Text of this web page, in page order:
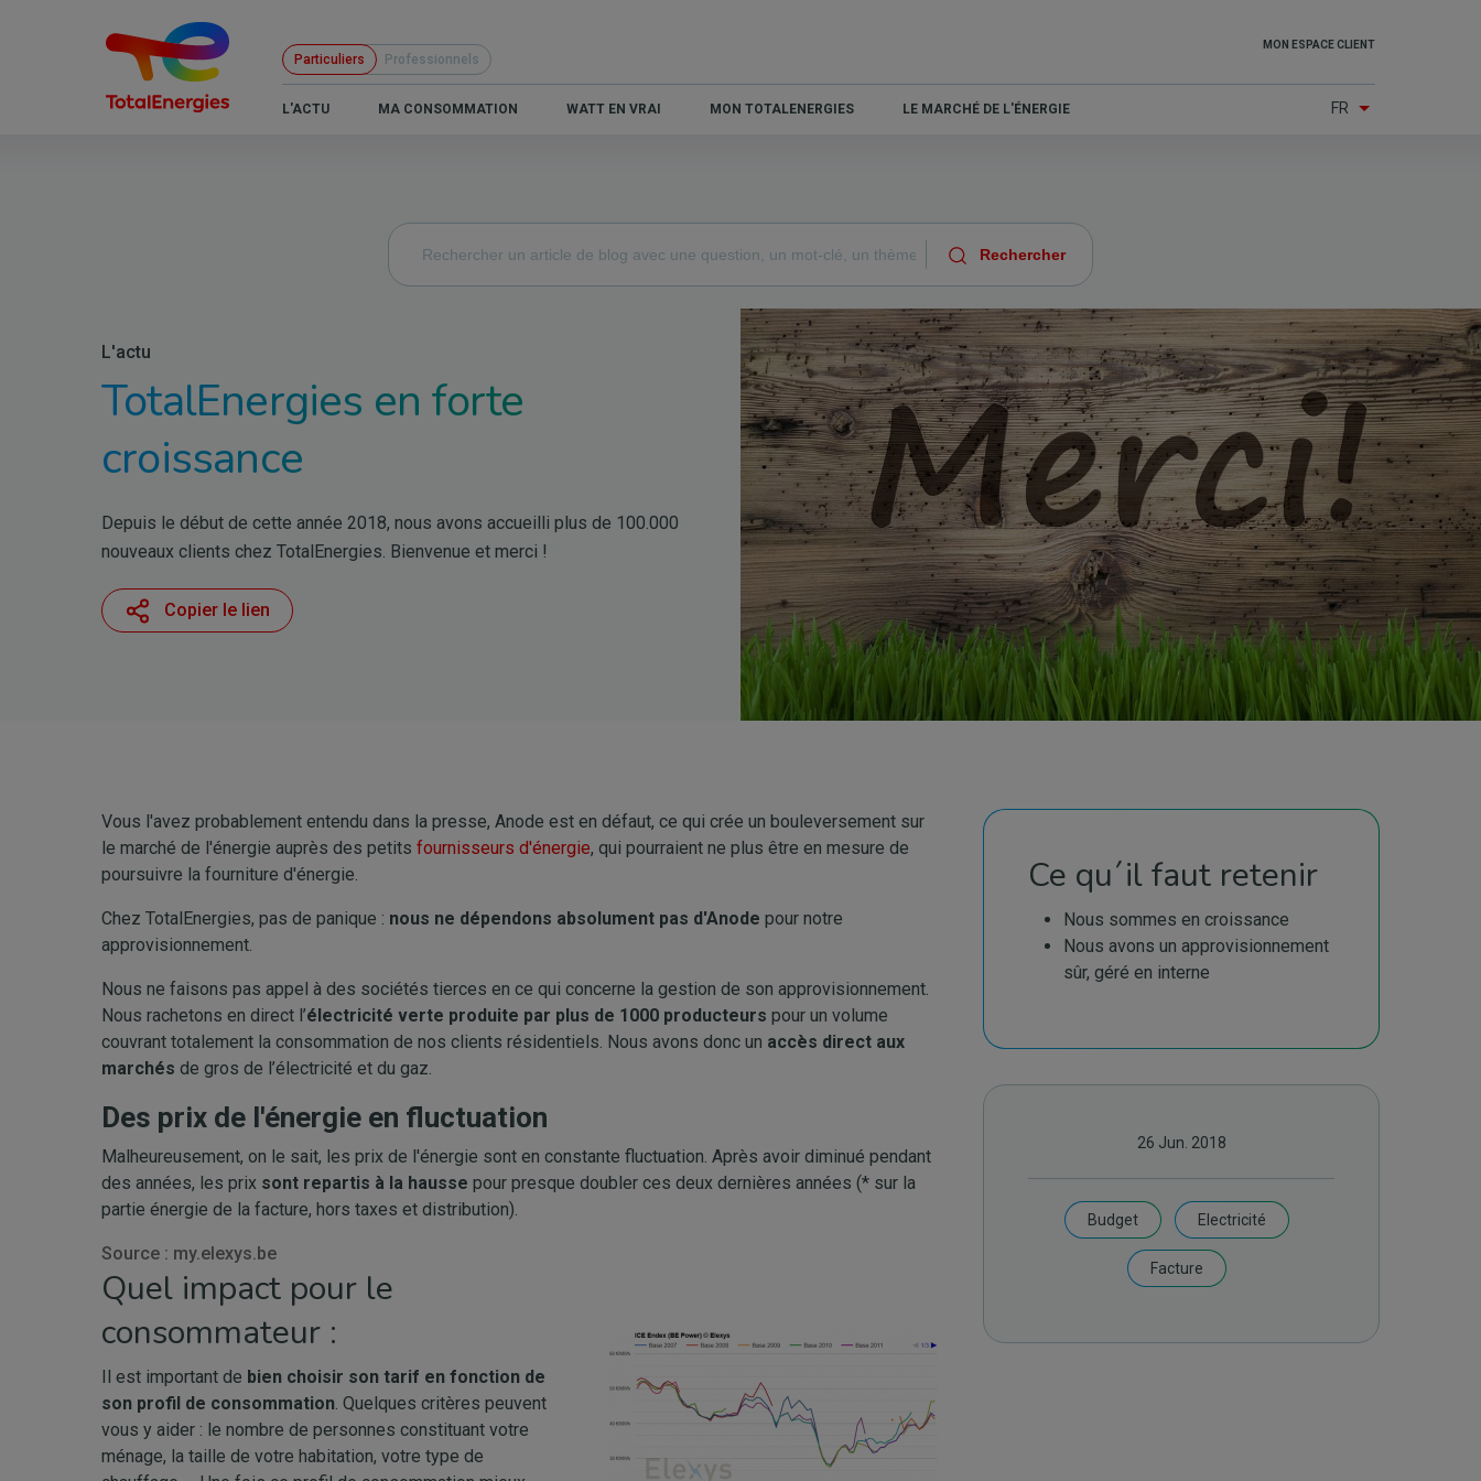
B2C
principale
L'ACTU MA CONSOMMATION WATT EN VRAI MON TOTALENERGIES LE MARCHÉ DE L'ÉNERGIE
Top
menu
MON ESPACE CLIENT
FR
Particuliers Professionnels
L'actu
TotalEnergies en forte
croissance
Depuis le début de cette année 2018, nous avons accueilli plus de 100.000
nouveaux clients chez TotalEnergies. Bienvenue et merci !
Copier le lien
Vous l'avez probablement entendu dans la presse, Anode est en défaut, ce qui crée un bouleversement sur
le marché de l'énergie auprès des petits fournisseurs d'énergie, qui pourraient ne plus être en mesure de
poursuivre la fourniture d'énergie.
Chez TotalEnergies, pas de panique : nous ne dépendons absolument pas d'Anode pour notre
approvisionnement.
Nous ne faisons pas appel à des sociétés tierces en ce qui concerne la gestion de son approvisionnement.
Nous rachetons en direct l’électricité verte produite par plus de 1000 producteurs pour un volume
couvrant totalement la consommation de nos clients résidentiels. Nous avons donc un accès direct aux
marchés de gros de l’électricité et du gaz.
Des prix de l'énergie en fluctuation
Malheureusement, on le sait, les prix de l'énergie sont en constante fluctuation. Après avoir diminué pendant
des années, les prix sont repartis à la hausse pour presque doubler ces deux dernières années (* sur la
partie énergie de la facture, hors taxes et distribution).
Source : my.elexys.be
Quel impact pour le
consommateur :
Il est important de bien choisir son tarif en fonction de
son profil de consommation . Quelques critères peuvent
vous y aider : le nombre de personnes constituant votre
ménage, la taille de votre habitation, votre type de
Ce qu´il faut retenir
Nous sommes en croissance
Nous avons un approvisionnement
sûr, géré en interne
26 Jun. 2018
Budget Electricité
Facture